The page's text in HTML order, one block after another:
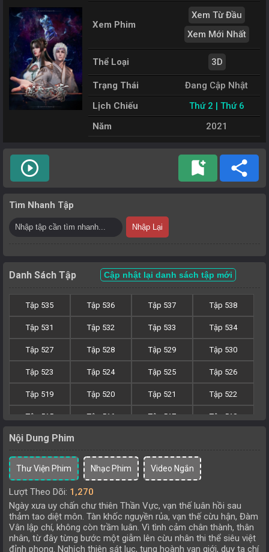
Xem Phim
Xem Từ Đầu
Xem Mới Nhất
Thể Loại 3D
Trạng Thái
Đang Cập Nhật
Lịch Chiếu
Thứ 2 | Thứ 6
Năm
2021
play_circle_outline bookmark_add share
Tìm Nhanh Tập
Nhập Lại
Danh Sách Tập Cập nhật lại danh sách tập mới
Tập 538
Tập 537
Tập 536
Tập 535
Tập 534
Tập 533
Tập 532
Tập 531
Tập 530
Tập 529
Tập 528
Tập 527
Tập 526
Tập 525
Tập 524
Tập 523
Tập 522
Tập 521
Tập 520
Tập 519
Tập 518
Tập 517
Tập 516
Tập 515
Tập 511
Tập 505
Tập 504
Tập 503
Tập 502
Tập 501
Tập 500
Tập 499
Tập 498
Tập 497
Tập 496
Tập 495
Tập 494
Tập 493
Tập 492
Tập 491
Nội Dung Phim
Thư Viện Phim Nhạc Phim Video Ngắn
Lượt Theo Dõi: 1,270
Ngày xưa uy chấn chư thiên Thần Vực, vạn thế luân hồi sau
thảm tao diệt môn. Tàn khốc nguyền rủa, vạn thế cừu hận, Đàm
Vân lập chí, không còn trầm luân. Vì tình cảm chân thành, thân
nhân, từ đây từng bước một giẫm lên cừu nhân thi thể siêu việt
đỉnh phong. Nghịch thiên sát lục, tung hoành vạn giới, duy ta chí